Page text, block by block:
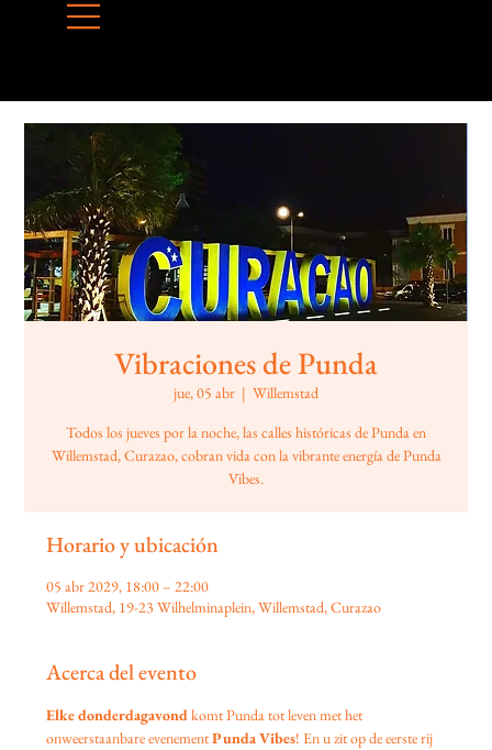
Vibraciones de Punda
jue, 05 abr
  |
Willemstad
Todos los jueves por la noche, las calles históricas de Punda en
Willemstad, Curazao, cobran vida con la vibrante energía de Punda
Vibes.
Horario y ubicación
05 abr 2029, 18:00 – 22:00
Willemstad, 19-23 Wilhelminaplein, Willemstad, Curazao
Acerca del evento
Elke donderdagavond komt Punda tot leven met het
onweerstaanbare evenement Punda Vibes! En u zit op de eerste rij